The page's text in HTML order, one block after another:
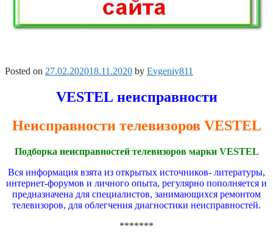
Posted on 27.02.202018.11.2020 by Evgeniy811
VESTEL неисправности
Неисправности телевизоров VESTEL
Подборка неисправностей телевизоров марки VESTEL
Вся информация взята из открытых источников- литературы,
интернет-форумов и личного опыта, регулярно пополняется и
предназначена для специалистов, занимающихся ремонтом
телевизоров, для облегчения диагностики неисправностей.
*******